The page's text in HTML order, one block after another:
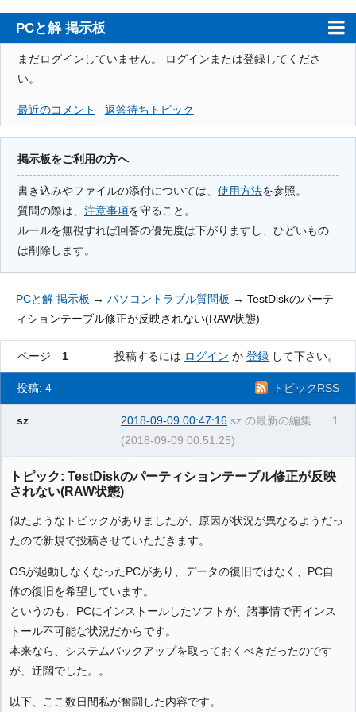
PCと解 掲示板
ホーム
注意事項
使用方法
検索
登録
ログイン
まだログインしていません。
ログインまたは登録してくださ
い。
最近のコメント 返答待ちトピック
掲示板をご利用の方へ
書き込みやファイルの添付については、 使用方法を参照。
質問の際は、 注意事項を守ること。
ルールを無視すれば回答の優先度は下がりますし、ひどいもの
は削除します。
PCと解 掲示板 → パソコントラブル質問板 → TestDiskのパーテ
ィションテーブル修正が反映されない(RAW状態)
ページ 1 投稿するには ログイン か 登録 して下さい。
トピックRSS
投稿: 4
1
sz 2018-09-09 00:47:16 sz の最新の編集
(2018-09-09 00:51:25)
トピック: TestDiskのパーティションテーブル修正が反映
されない(RAW状態)
似たようなトピックがありましたが、原因が状況が異なるようだっ
たので新規で投稿させていただきます。
OSが起動しなくなったPCがあり、データの復旧ではなく、PC自
体の復旧を希望しています。
というのも、PCにインストールしたソフトが、諸事情で再インス
トール不可能な状況だからです。
本来なら、システムバックアップを取っておくべきだったのです
が、迂闊でした。。
以下、ここ数日間私が奮闘した内容です。